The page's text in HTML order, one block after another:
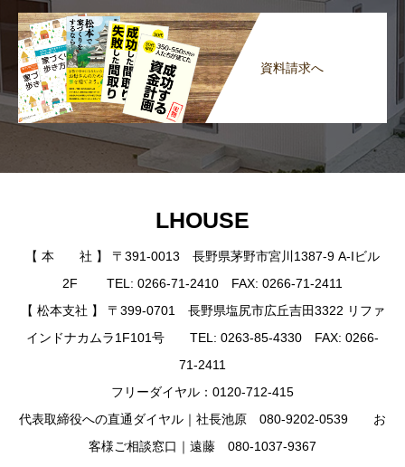
資料請求へ
LHOUSE
【 本 社 】 〒391-0013 長野県茅野市宮川1387-9 A-Iビル
2F TEL: 0266-71-2410 FAX: 0266-71-2411
【 松本支社 】 〒399-0701 長野県塩尻市広丘吉田3322 リファ
インドナカムラ1F101号 TEL: 0263-85-4330 FAX: 0266-
71-2411
フリーダイヤル：0120-712-415
代表取締役への直通ダイヤル｜社長池原 080-9202-0539 お
客様ご相談窓口｜遠藤 080-1037-9367